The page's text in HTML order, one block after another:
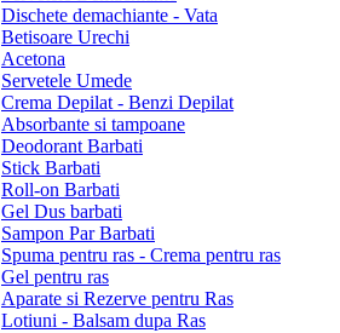
Dischete demachiante - Vata
Betisoare Urechi
Acetona
Servetele Umede
Crema Depilat - Benzi Depilat
Absorbante si tampoane
Deodorant Barbati
Stick Barbati
Roll-on Barbati
Gel Dus barbati
Sampon Par Barbati
Spuma pentru ras - Crema pentru ras
Gel pentru ras
Aparate si Rezerve pentru Ras
Lotiuni - Balsam dupa Ras